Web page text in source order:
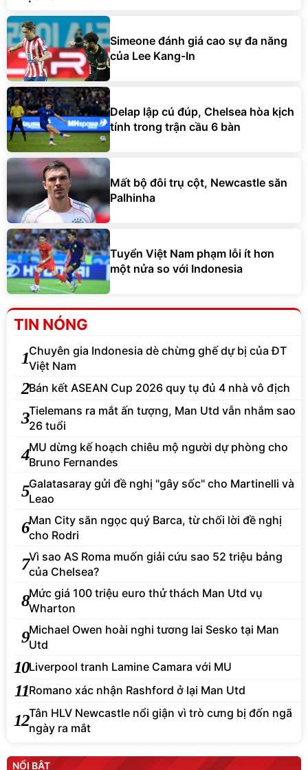
Simeone đánh giá cao sự đa năng
của Lee Kang-In
Delap lập cú đúp, Chelsea hòa kịch
tính trong trận cầu 6 bàn
Mất bộ đôi trụ cột, Newcastle săn
Palhinha
Tuyển Việt Nam phạm lỗi ít hơn
một nửa so với Indonesia
TIN NÓNG
1Chuyên gia Indonesia dè chừng ghế dự bị của ĐT
Việt Nam
2Bán kết ASEAN Cup 2026 quy tụ đủ 4 nhà vô địch
3Tielemans ra mắt ấn tượng, Man Utd vẫn nhắm sao
26 tuổi
4MU dừng kế hoạch chiêu mộ người dự phòng cho
Bruno Fernandes
5Galatasaray gửi đề nghị "gây sốc" cho Martinelli và
Leao
6Man City săn ngọc quý Barca, từ chối lời đề nghị
cho Rodri
7Vì sao AS Roma muốn giải cứu sao 52 triệu bảng
của Chelsea?
8Mức giá 100 triệu euro thử thách Man Utd vụ
Wharton
9Michael Owen hoài nghi tương lai Sesko tại Man
Utd
10Liverpool tranh Lamine Camara với MU
11Romano xác nhận Rashford ở lại Man Utd
12Tân HLV Newcastle nổi giận vì trò cưng bị đốn ngã
ngày ra mắt
NỔI BẬT